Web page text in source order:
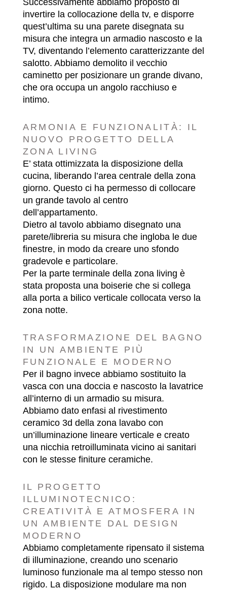
Successivamente abbiamo proposto di
invertire la collocazione della tv, e disporre
quest’ultima su una parete disegnata su
misura che integra un armadio nascosto e la
TV, diventando l’elemento caratterizzante del
salotto. Abbiamo demolito il vecchio
caminetto per posizionare un grande divano,
che ora occupa un angolo racchiuso e
intimo.
ARMONIA E FUNZIONALITÀ: IL
NUOVO PROGETTO DELLA
ZONA LIVING
E’ stata ottimizzata la disposizione della
cucina, liberando l’area centrale della zona
giorno. Questo ci ha permesso di collocare
un grande tavolo al centro
dell’appartamento.
Dietro al tavolo abbiamo disegnato una
parete/libreria su misura che ingloba le due
finestre, in modo da creare uno sfondo
gradevole e particolare.
Per la parte terminale della zona living è
stata proposta una boiserie che si collega
alla porta a bilico verticale collocata verso la
zona notte.
TRASFORMAZIONE DEL BAGNO
IN UN AMBIENTE PIÙ
FUNZIONALE E MODERNO
Per il bagno invece abbiamo sostituito la
vasca con una doccia e nascosto la lavatrice
all’interno di un armadio su misura.
Abbiamo dato enfasi al rivestimento
ceramico 3d della zona lavabo con
un’illuminazione lineare verticale e creato
una nicchia retroilluminata vicino ai sanitari
con le stesse finiture ceramiche.
IL PROGETTO
ILLUMINOTECNICO:
CREATIVITÀ E ATMOSFERA IN
UN AMBIENTE DAL DESIGN
MODERNO
Abbiamo completamente ripensato il sistema
di illuminazione, creando uno scenario
luminoso funzionale ma al tempo stesso non
rigido. La disposizione modulare ma non